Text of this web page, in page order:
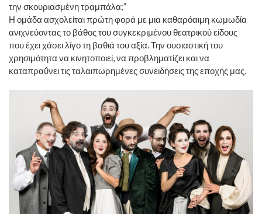
την σκουριασμένη τραμπάλα;”
Η ομάδα ασχολείται πρώτη φορά με μια καθαρόαιμη κωμωδία
ανιχνεύοντας το βάθος του συγκεκριμένου θεατρικού είδους
που έχει χάσει λίγο τη βαθιά του αξία. Την ουσιαστική του
χρησιμότητα να κινητοποιεί, να προβληματίζει και να
καταπραΰνει τις ταλαιπωρημένες συνειδήσεις της εποχής μας.